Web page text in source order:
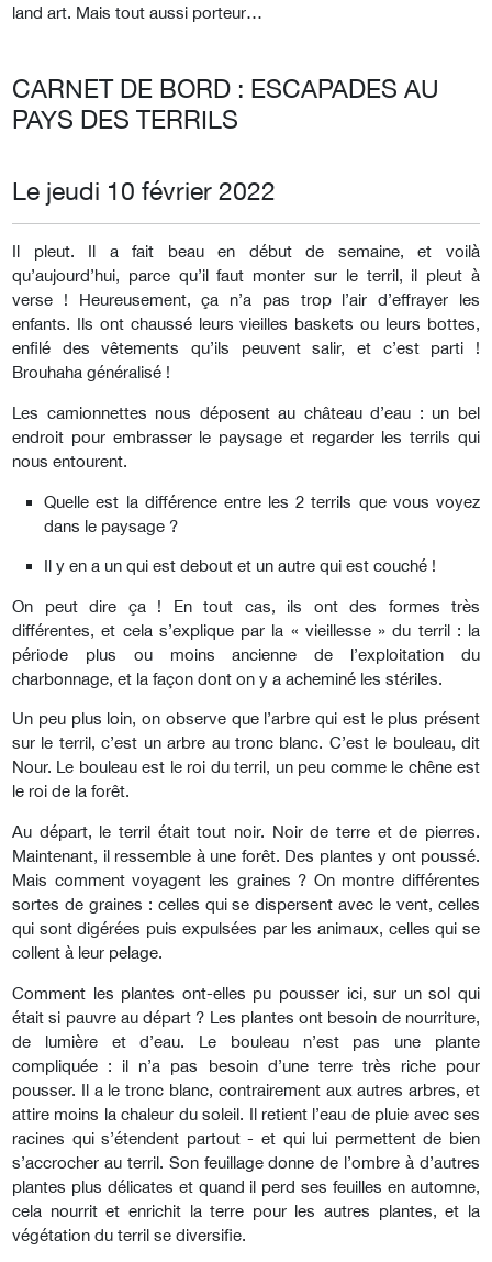
land art. Mais tout aussi porteur…
CARNET DE BORD : ESCAPADES AU
PAYS DES TERRILS
Le jeudi 10 février 2022
Il pleut. Il a fait beau en début de semaine, et voilà
qu’aujourd’hui, parce qu’il faut monter sur le terril, il pleut à
verse ! Heureusement, ça n’a pas trop l’air d’effrayer les
enfants. Ils ont chaussé leurs vieilles baskets ou leurs bottes,
enfilé des vêtements qu’ils peuvent salir, et c’est parti !
Brouhaha généralisé !
Les camionnettes nous déposent au château d’eau : un bel
endroit pour embrasser le paysage et regarder les terrils qui
nous entourent.
Quelle est la différence entre les 2 terrils que vous voyez
dans le paysage ?
Il y en a un qui est debout et un autre qui est couché !
On peut dire ça ! En tout cas, ils ont des formes très
différentes, et cela s’explique par la « vieillesse » du terril : la
période plus ou moins ancienne de l’exploitation du
charbonnage, et la façon dont on y a acheminé les stériles.
Un peu plus loin, on observe que l’arbre qui est le plus présent
sur le terril, c’est un arbre au tronc blanc. C’est le bouleau, dit
Nour. Le bouleau est le roi du terril, un peu comme le chêne est
le roi de la forêt.
Au départ, le terril était tout noir. Noir de terre et de pierres.
Maintenant, il ressemble à une forêt. Des plantes y ont poussé.
Mais comment voyagent les graines ? On montre différentes
sortes de graines : celles qui se dispersent avec le vent, celles
qui sont digérées puis expulsées par les animaux, celles qui se
collent à leur pelage.
Comment les plantes ont-elles pu pousser ici, sur un sol qui
était si pauvre au départ ? Les plantes ont besoin de nourriture,
de lumière et d’eau. Le bouleau n’est pas une plante
compliquée : il n’a pas besoin d’une terre très riche pour
pousser. Il a le tronc blanc, contrairement aux autres arbres, et
attire moins la chaleur du soleil. Il retient l’eau de pluie avec ses
racines qui s’étendent partout - et qui lui permettent de bien
s’accrocher au terril. Son feuillage donne de l’ombre à d’autres
plantes plus délicates et quand il perd ses feuilles en automne,
cela nourrit et enrichit la terre pour les autres plantes, et la
végétation du terril se diversifie.